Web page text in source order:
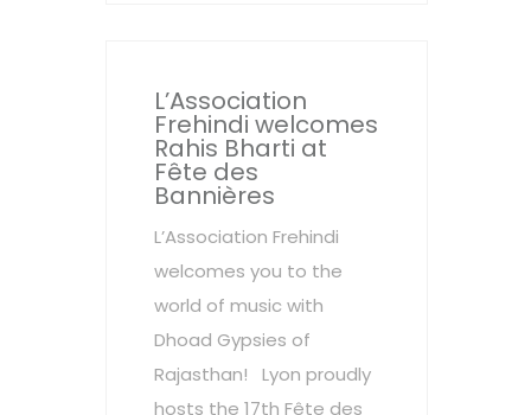
L’Association
Frehindi welcomes
Rahis Bharti at
Fête des
Bannières
L’Association Frehindi
welcomes you to the
world of music with
Dhoad Gypsies of
Rajasthan! Lyon proudly
hosts the 17th Fête des